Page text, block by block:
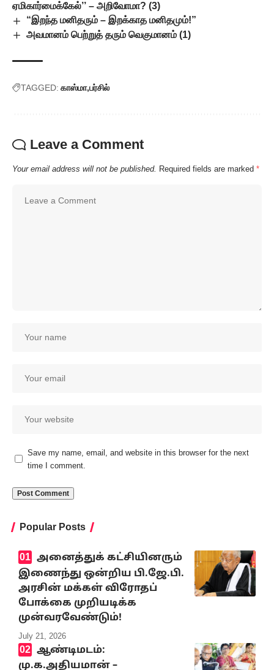
ஏமிகார்மைக்கேல்’’ – அறிவோமா? (3)
“இறந்த மனிதரும் – இறக்காத மனிதமும்!”
அவமானம் பெற்றுத் தரும் வெகுமானம் (1)
TAGGED: காஸ்மா பர்சில்
Leave a Comment
Your email address will not be published. Required fields are marked *
Save my name, email, and website in this browser for the next
time I comment.
Popular Posts
அனைத்துக் கட்சியினரும்
இணைந்து ஒன்றிய பி.ஜே.பி.
அரசின் மக்கள் விரோதப்
போக்கை முறியடிக்க
முன்வரவேண்டும்!
July 21, 2026
ஆண்டிமடம்:
மு.க.அதியமான் –